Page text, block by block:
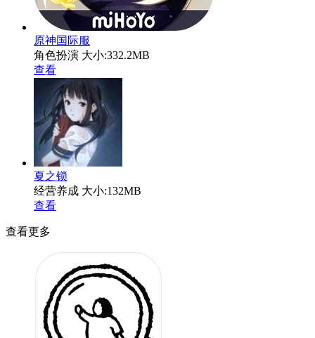
原神国际服
角色扮演 大小:332.2MB
查看
夏之锁
经营养成 大小:132MB
查看
查看更多